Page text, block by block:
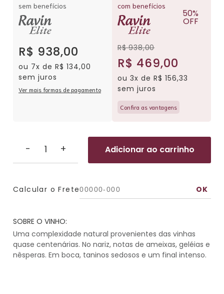
sem benefícios
R$ 938,00
ou 7x de R$ 134,00
sem juros
Ver mais formas de pagamento
com benefícios
R$ 938,00
R$ 469,00
50%
OFF
ou 3x de R$ 156,33
sem juros
Confira as vantagens
- + Adicionar ao carrinho
Calcular o Frete
SOBRE O VINHO:
Uma complexidade natural provenientes das vinhas
quase centenárias. No nariz, notas de ameixas, geléias e
nêsperas. Em boca, taninos sedosos e um final intenso.